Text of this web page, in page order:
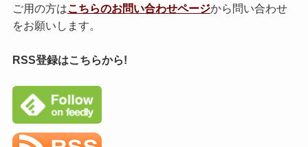
ご用の方はこちらのお問い合わせページから問い合わせ
をお願いします。
RSS登録はこちらから!